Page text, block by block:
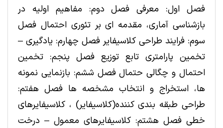
فصل اول: معرفی فصل دوم: مفاهیم اولیه در
بازشناسی آماری، مقدمه ای بر تئوری احتمال فصل
سوم: فرایند طراحی کلاسیفایر فصل چهارم: یادگیری –
تخمین پارامتری تابع توزیع فصل پنجم: تخمین
احتمال و چگالی حتمال فصل ششم: بازنمایی نمونه
ها، استخراج و انتخاب مشخصه ها فصل هفتم:
طراحی طبقه بندی کننده(کلاسیفایر) ، کلاسیفایرهای
خطی فصل هشتم: کلاسیفایرهای معمول – درخت